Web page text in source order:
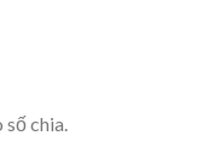
số chia.